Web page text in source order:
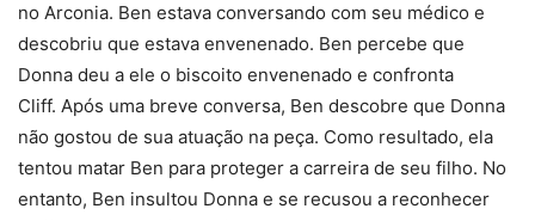
no Arconia. Ben estava conversando com seu médico e
descobriu que estava envenenado. Ben percebe que
Donna deu a ele o biscoito envenenado e confronta
Cliff. Após uma breve conversa, Ben descobre que Donna
não gostou de sua atuação na peça. Como resultado, ela
tentou matar Ben para proteger a carreira de seu filho. No
entanto, Ben insultou Donna e se recusou a reconhecer